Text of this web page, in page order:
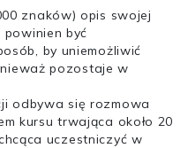
znaków) opis swojej
powinien być
by uniemożliwić
pozostaje w
odbywa się rozmowa
kursu trwająca około 20
uczestniczyć w